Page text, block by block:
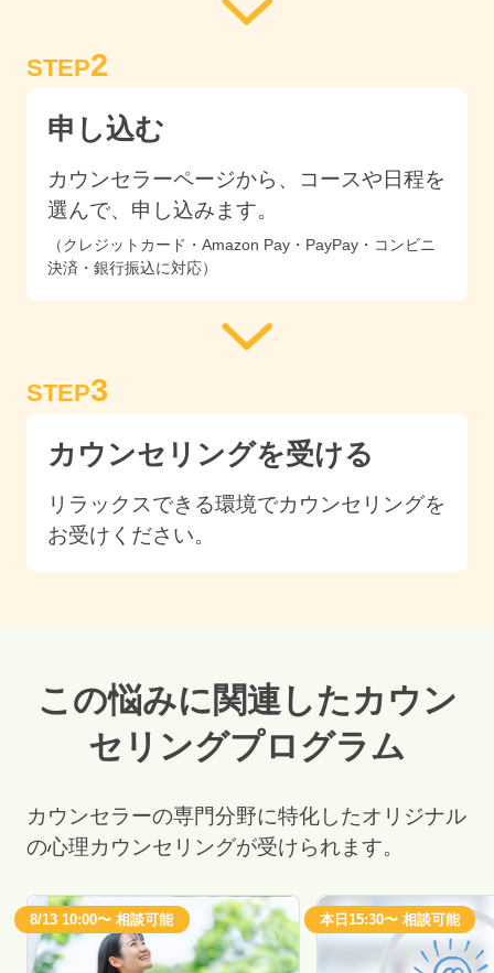
STEP2
申し込む
カウンセラーページから、コースや日程を
選んで、申し込みます。
（クレジットカード・Amazon Pay・PayPay・コンビニ
決済・銀行振込に対応）
STEP3
カウンセリングを受ける
リラックスできる環境でカウンセリングを
お受けください。
この悩みに関連したカウン
セリングプログラム
カウンセラーの専門分野に特化したオリジナル
の心理カウンセリングが受けられます。
8/13 10:00〜 相談可能 本日15:30〜 相談可能